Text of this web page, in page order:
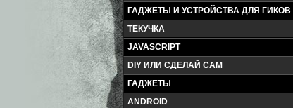
ГАДЖЕТЫ И УСТРОЙСТВА ДЛЯ ГИКОВ
ТЕКУЧКА
JAVASCRIPT
DIY ИЛИ СДЕЛАЙ САМ
ГАДЖЕТЫ
ANDROID